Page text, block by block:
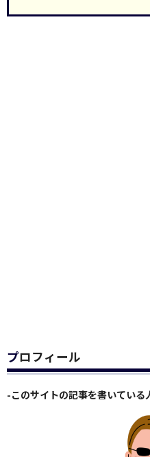
プロフィール
-このサイトの記事を書いている